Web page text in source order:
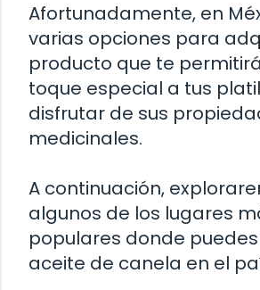
Afortunadamente, en
varias opciones para
producto que te
toque especial a tus
disfrutar de sus
medicinales.
A continuación,
algunos de los lugares
populares donde
aceite de canela en el